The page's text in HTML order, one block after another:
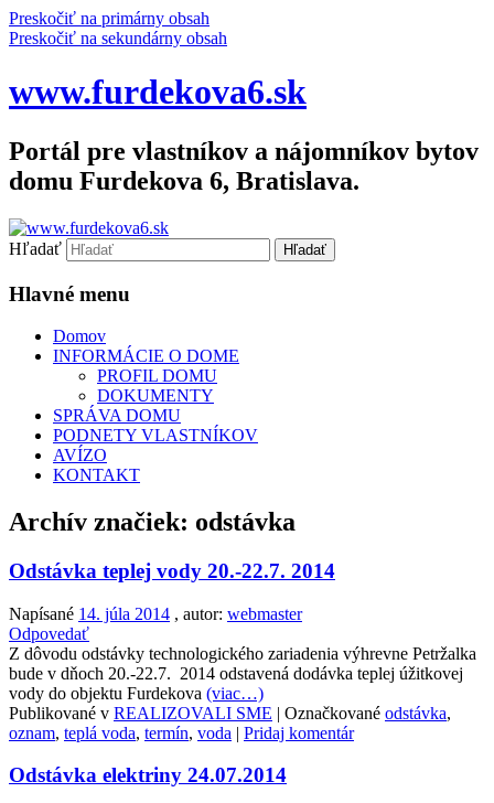
Preskočiť na primárny obsah
Preskočiť na sekundárny obsah
www.furdekova6.sk
Portál pre vlastníkov a nájomníkov bytov
domu Furdekova 6, Bratislava.
Hľadať
Hlavné menu
Domov
INFORMÁCIE O DOME
PROFIL DOMU
DOKUMENTY
SPRÁVA DOMU
PODNETY VLASTNÍKOV
AVÍZO
KONTAKT
Archív značiek: odstávka
Odstávka teplej vody 20.-22.7. 2014
Napísané 14. júla 2014 , autor: webmaster
Odpovedať
Z dôvodu odstávky technologického zariadenia výhrevne Petržalka
bude v dňoch 20.-22.7. 2014 odstavená dodávka teplej úžitkovej
vody do objektu Furdekova (viac…)
Publikované v REALIZOVALI SME | Označkované odstávka,
oznam, teplá voda, termín, voda | Pridaj komentár
Odstávka elektriny 24.07.2014